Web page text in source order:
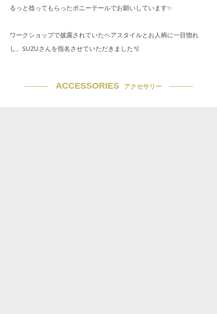
るっと捻ってもらったポニーテールでお願いしています✨
ワークショップで披露されていたヘアスタイルとお人柄に一目惚れ
し、SUZUさんを指名させていただきました🫧
ACCESSORIES アクセサリー